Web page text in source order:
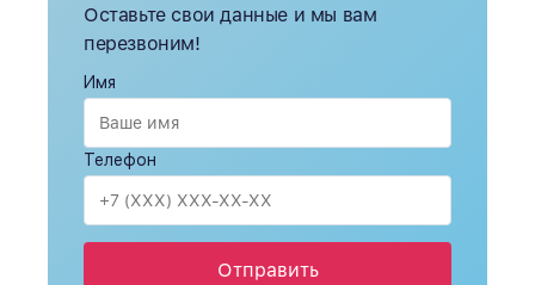
Оставьте свои данные и мы вам
перезвоним!
Имя
Телефон
Отправить